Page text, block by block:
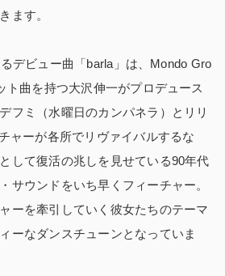
ます。
デビュー曲「barla」は、Mondo Gro
ト曲を持つ大沢伸一がプロデュース
フミ（水曜日のカンパネラ）とリリ
ャーが各所でリヴァイバルするな
して復活の兆しを見せている90年代
サウンドをいち早くフィーチャー。
ーを牽引していく彼女たちのテーマ
ーなダンスチューンとなっていま